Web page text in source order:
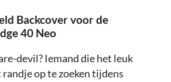
Backcover voor de
40 Neo
devil? Iemand die het leuk
op te zoeken tijdens